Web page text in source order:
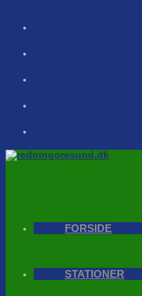
FORSIDE
STATIONER